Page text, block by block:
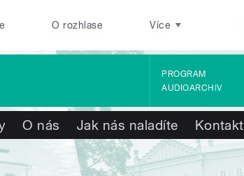
O rozhlase Více
PROGRAM
AUDIOARCHIV
O nás Jak nás naladíte Kontakt